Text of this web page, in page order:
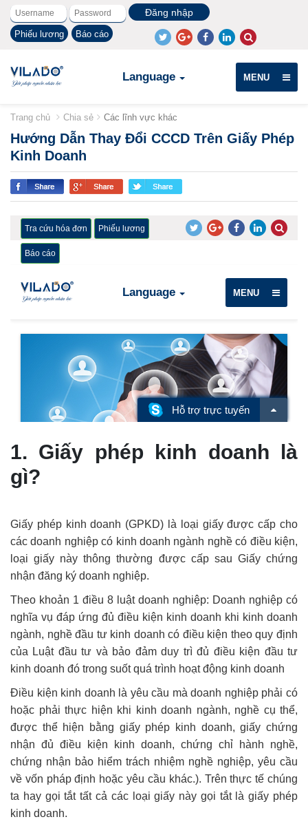
Phiếu lương Báo cáo
Language MENU
Trang chủ Chia sẻ Các lĩnh vực khác
Hướng Dẫn Thay Đổi CCCD Trên Giấy Phép
Kinh Doanh
1. Giấy phép kinh doanh là
gì?
Giấy phép kinh doanh (GPKD) là loại giấy được cấp cho
các doanh nghiệp có kinh doanh ngành nghề có điều kiện,
loại giấy này thông thường được cấp sau Giấy chứng
nhận đăng ký doanh nghiệp.
Theo khoản 1 điều 8 luật doanh nghiệp: Doanh nghiệp có
nghĩa vụ đáp ứng đủ điều kiện kinh doanh khi kinh doanh
ngành, nghề đầu tư kinh doanh có điều kiện theo quy định
của Luật đầu tư và bảo đảm duy trì đủ điều kiện đầu tư
kinh doanh đó trong suốt quá trình hoạt động kinh doanh
Điều kiện kinh doanh là yêu cầu mà doanh nghiệp phải có
hoặc phải thực hiện khi kinh doanh ngành, nghề cụ thể,
được thể hiện bằng giấy phép kinh doanh, giấy chứng
nhận đủ điều kiện kinh doanh, chứng chỉ hành nghề,
chứng nhận bảo hiểm trách nhiệm nghề nghiệp, yêu cầu
về vốn pháp định hoặc yêu cầu khác.). Trên thực tế chúng
ta hay gọi tắt tất cả các loại giấy này gọi tắt là giấy phép
kinh doanh.